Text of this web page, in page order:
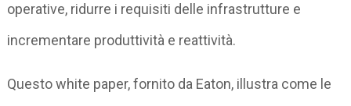
operative, ridurre i requisiti delle infrastrutture e
incrementare produttività e reattività.
Questo white paper, fornito da Eaton, illustra come le